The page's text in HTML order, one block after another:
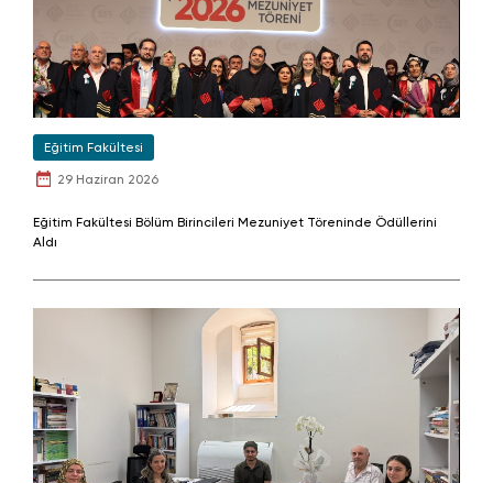
Eğitim Fakültesi
29 Haziran 2026
Eğitim Fakültesi Bölüm Birincileri Mezuniyet Töreninde Ödüllerini
Aldı